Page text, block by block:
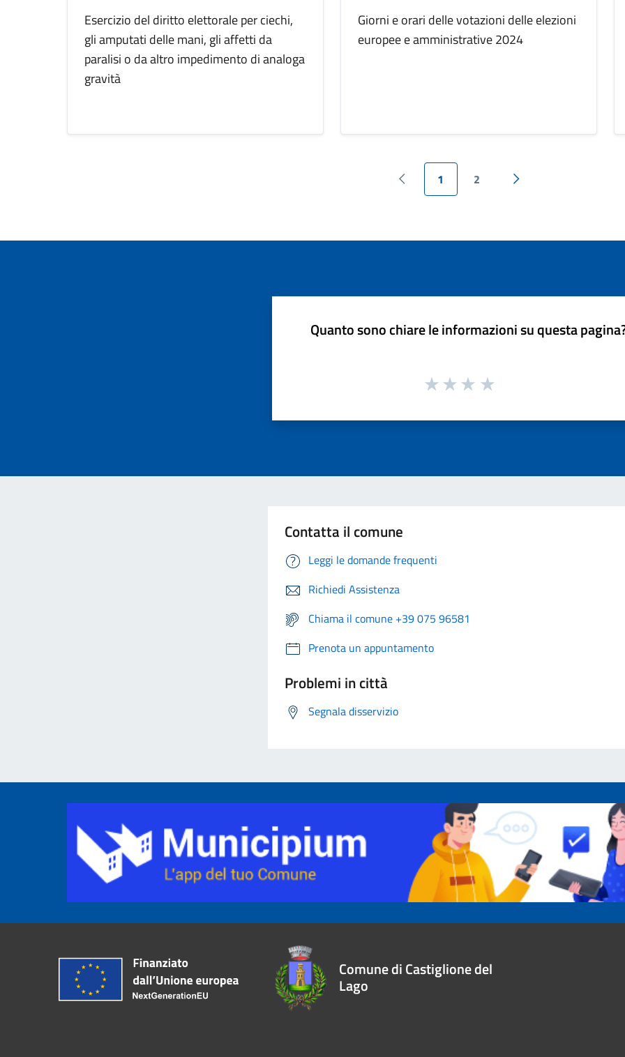
Esercizio del diritto elettorale per ciechi,
gli amputati delle mani, gli affetti da
paralisi o da altro impedimento di analoga
gravità
Giorni e orari delle votazioni delle elezioni
europee e amministrative 2024
Pagina precedente
1 2
Pagina successiva
Quanto sono chiare le informazioni su questa
Contatta il comune
Leggi le domande frequenti
Richiedi Assistenza
Chiama il comune +39 075 96581
Prenota un appuntamento
Problemi in città
Segnala disservizio
Comune di Castiglione del
Lago